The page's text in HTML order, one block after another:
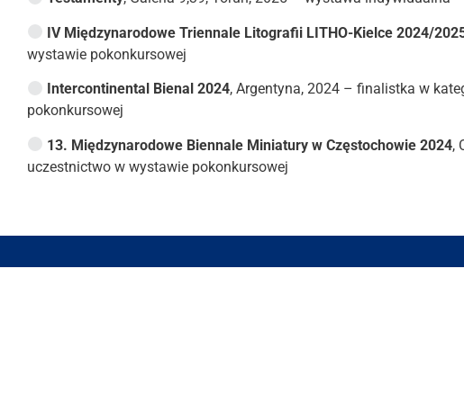
IV Międzynarodowe Triennale Litografii LITHO-Kielce 2024/
wystawie pokonkursowej
Intercontinental Bienal 2024, Argentyna, 2024 – finalistka w
pokonkursowej
13. Międzynarodowe Biennale Miniatury w Częstochowie 2024,
uczestnictwo w wystawie pokonkursowej